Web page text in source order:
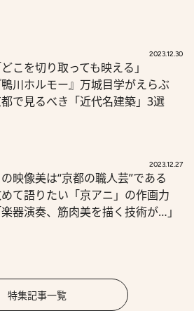
2023.12.30
どこを切り取っても映える」
鴨川ホルモー』万城目学がえらぶ
で見るべき「近代名建築」3選
2023.12.27
映像美は“京都の職人芸”である
て語りたい「京アニ」の作画力
楽器演奏、筋肉美を描く技術が…」
特集記事一覧